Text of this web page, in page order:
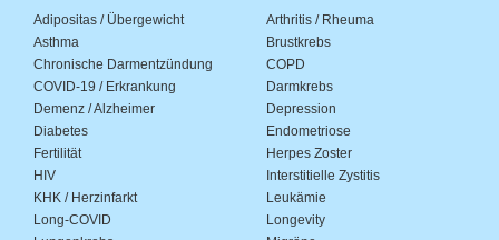
Adipositas / Übergewicht
Arthritis / Rheuma
Asthma
Brustkrebs
Chronische Darmentzündung
COPD
COVID-19 / Erkrankung
Darmkrebs
Demenz / Alzheimer
Depression
Diabetes
Endometriose
Fertilität
Herpes Zoster
HIV
Interstitielle Zystitis
KHK / Herzinfarkt
Leukämie
Long-COVID
Longevity